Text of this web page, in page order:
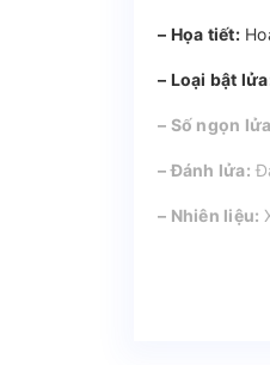
– Họa tiết:
– Loại bật
– Số ngọn
– Đánh lửa:
– Nhiên liệu: